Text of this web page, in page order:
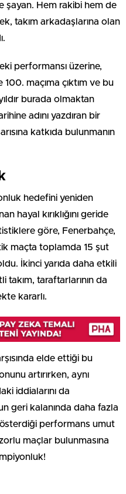
şayan. Hem rakibi hem de
takım arkadaşlarına olan
performansı üzerine,
100. maçıma çıktım ve bu
burada olmaktan
adını yazdıran bir
katkıda bulunmanın
hedefini yeniden
hayal kırıklığını geride
göre, Fenerbahçe,
maçta toplamda 15 şut
İkinci yarıda daha etkili
takım, taraftarlarının da
kararlı.
elde ettiği bu
artırırken, aynı
iddialarını da
geri kalanında daha fazla
performans umut
maçlar bulunmasına